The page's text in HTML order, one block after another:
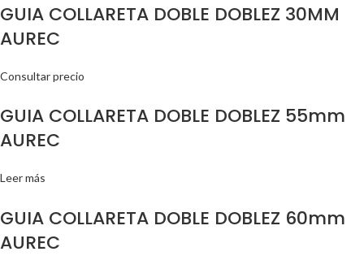
GUIA COLLARETA DOBLE DOBLEZ 30MM
AUREC
Consultar precio
GUIA COLLARETA DOBLE DOBLEZ 55mm
AUREC
Leer más
GUIA COLLARETA DOBLE DOBLEZ 60mm
AUREC